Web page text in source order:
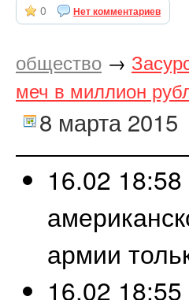
0 Нет комментариев
общество →
меч в миллион
8 марта 2015
16.02 18:58
армии
16.02 18:55